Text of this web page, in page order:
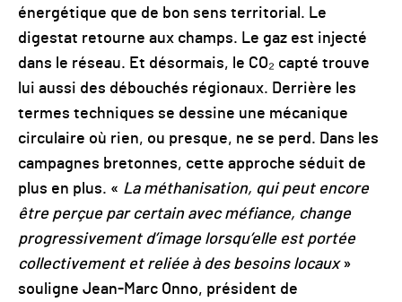
énergétique que de bon sens territorial. Le
digestat retourne aux champs. Le gaz est injecté
dans le réseau. Et désormais, le CO₂ capté trouve
lui aussi des débouchés régionaux. Derrière les
termes techniques se dessine une mécanique
circulaire où rien, ou presque, ne se perd. Dans les
campagnes bretonnes, cette approche séduit de
plus en plus. « La méthanisation, qui peut encore
être perçue par certain avec méfiance, change
progressivement d’image lorsqu’elle est portée
collectivement et reliée à des besoins locaux»
souligne Jean-Marc Onno, président de